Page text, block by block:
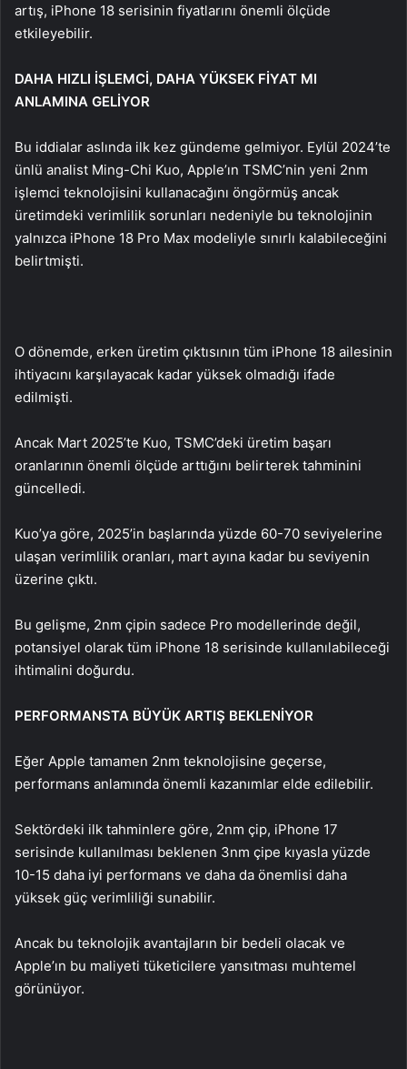
artış, iPhone 18 serisinin fiyatlarını önemli ölçüde
etkileyebilir.
DAHA HIZLI İŞLEMCİ, DAHA YÜKSEK FİYAT MI
ANLAMINA GELİYOR
Bu iddialar aslında ilk kez gündeme gelmiyor. Eylül 2024’te
ünlü analist Ming-Chi Kuo, Apple’ın TSMC’nin yeni 2nm
işlemci teknolojisini kullanacağını öngörmüş ancak
üretimdeki verimlilik sorunları nedeniyle bu teknolojinin
yalnızca iPhone 18 Pro Max modeliyle sınırlı kalabileceğini
belirtmişti.
O dönemde, erken üretim çıktısının tüm iPhone 18 ailesinin
ihtiyacını karşılayacak kadar yüksek olmadığı ifade
edilmişti.
Ancak Mart 2025’te Kuo, TSMC’deki üretim başarı
oranlarının önemli ölçüde arttığını belirterek tahminini
güncelledi.
Kuo’ya göre, 2025’in başlarında yüzde 60-70 seviyelerine
ulaşan verimlilik oranları, mart ayına kadar bu seviyenin
üzerine çıktı.
Bu gelişme, 2nm çipin sadece Pro modellerinde değil,
potansiyel olarak tüm iPhone 18 serisinde kullanılabileceği
ihtimalini doğurdu.
PERFORMANSTA BÜYÜK ARTIŞ BEKLENİYOR
Eğer Apple tamamen 2nm teknolojisine geçerse,
performans anlamında önemli kazanımlar elde edilebilir.
Sektördeki ilk tahminlere göre, 2nm çip, iPhone 17
serisinde kullanılması beklenen 3nm çipe kıyasla yüzde
10-15 daha iyi performans ve daha da önemlisi daha
yüksek güç verimliliği sunabilir.
Ancak bu teknolojik avantajların bir bedeli olacak ve
Apple’ın bu maliyeti tüketicilere yansıtması muhtemel
görünüyor.